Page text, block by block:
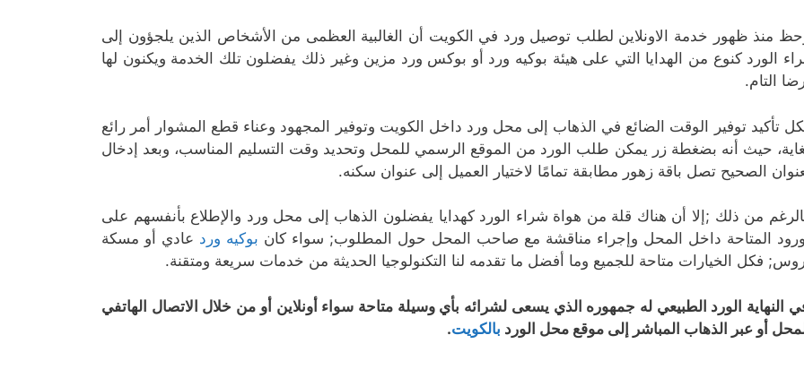
منذ ظهور خدمة الاونلاين لطلب توصيل ورد في الكويت أن الغالبية العظمى من الأشخاص الذين يلجؤون إلى
الورد كنوع من الهدايا التي على هيئة بوكيه ورد أو بوكس ورد مزين وغير ذلك يفضلون تلك الخدمة ويكنون لها
التام.
تأكيد توفير الوقت الضائع في الذهاب إلى محل ورد داخل الكويت وتوفير المجهود وعناء قطع المشوار أمر رائع
حيث أنه بضغطة زر يمكن طلب الورد من الموقع الرسمي للمحل وتحديد وقت التسليم المناسب، وبعد إدخال
الصحيح تصل باقة زهور مطابقة تمامًا لاختيار العميل إلى عنوان سكنه.
من ذلك ;إلا أن هناك قلة من هواة شراء الورد كهدايا يفضلون الذهاب إلى محل ورد والإطلاع بأنفسهم على
المتاحة داخل المحل وإجراء مناقشة مع صاحب المحل حول المطلوب; سواء كان بوكيه ورد عادي أو مسكة
فكل الخيارات متاحة للجميع وما أفضل ما تقدمه لنا التكنولوجيا الحديثة من خدمات سريعة ومتقنة.
النهاية الورد الطبيعي له جمهوره الذي يسعى لشرائه بأي وسيلة متاحة سواء أونلاين أو من خلال الاتصال الهاتفي
أو عبر الذهاب المباشر إلى موقع محل الورد بالكويت.